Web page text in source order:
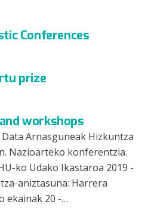
Conferences
prize
workshops
Arnasguneak Hizkuntza
Nazioarteko konferentzia.
ko Udako Ikastaroa 2019 -
aniztasuna: Harrera
ekainak 20 -…